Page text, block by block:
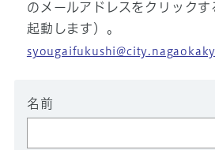
のメールアドレスをクリック
起動します）。
名前